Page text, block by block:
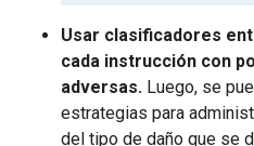
Usar clasificadores
cada instrucción con
adversas. Luego, se
estrategias para
del tipo de daño que se